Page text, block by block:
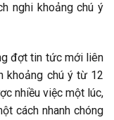
nghi khoảng chú ý
đợt tin tức mới liên
khoảng chú ý từ 12
nhiều việc một lúc,
cách nhanh chóng